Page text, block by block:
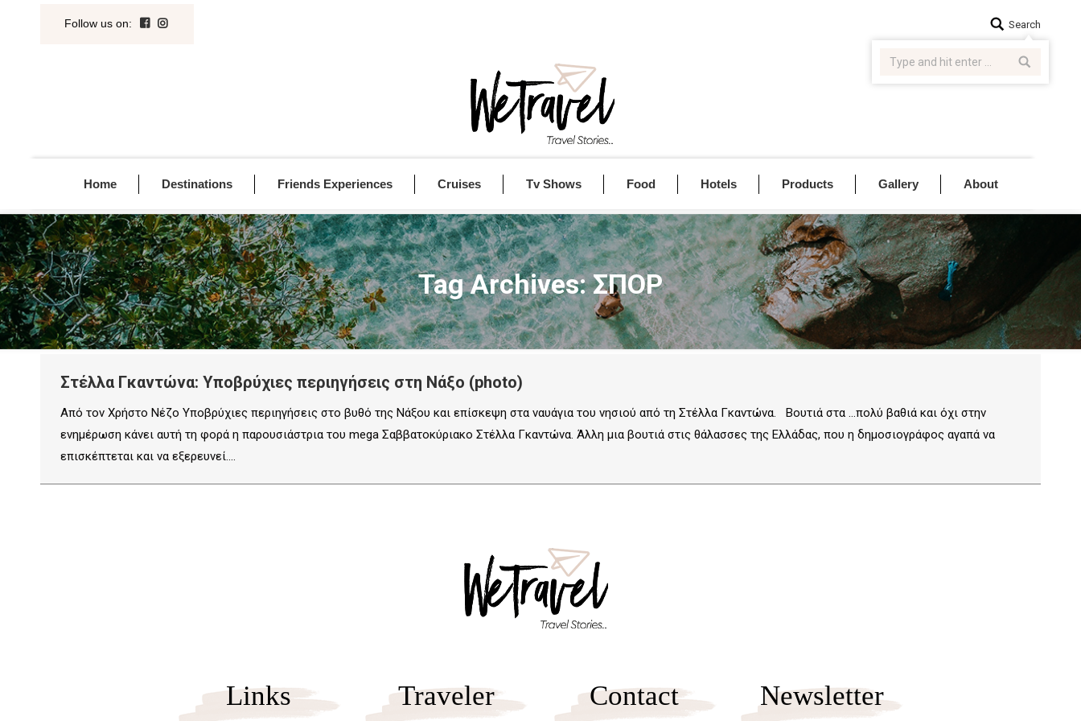
Follow us on: Search:Search
Home Destinations Friends Experiences Cruises Tv Shows Food Hotels Products Gallery About
Tag Archives:ΣΠΟΡ
Στέλλα Γκαντώνα: Υποβρύχιες περιηγήσεις στη Νάξο (photo)
Από τον Χρήστο Νέζο Υποβρύχιες περιηγήσεις στο βυθό της Νάξου και επίσκεψη στα ναυάγια του νησιού από τη Στέλλα Γκαντώνα. Βουτιά στα …πολύ βαθιά και όχι στην
ενημέρωση κάνει αυτή τη φορά η παρουσιάστρια του mega Σαββατοκύριακο Στέλλα Γκαντώνα. Άλλη μια βουτιά στις θάλασσες της Ελλάδας, που η δημοσιογράφος αγαπά να
επισκέπτεται και να εξερευνεί.…
Links Traveler Contact Newsletter